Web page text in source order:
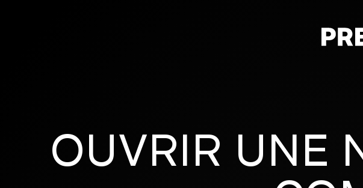
EN SAVOIR PLUS
EN SAVOIR PLUS
OUVRIR UNE